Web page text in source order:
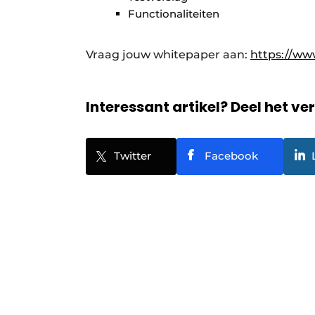
Functionaliteiten
Vraag jouw whitepaper aan: https://
Interessant artikel? Deel het
Twitter Facebook